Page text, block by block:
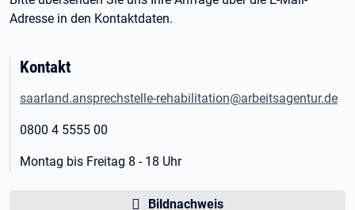
Adresse in den Kontaktdaten.
Kontakt
saarland.ansprechstelle-rehabilitation@arbeitsagentur.de
0800 4 5555 00
Montag bis Freitag 8 - 18 Uhr
Bildnachweis